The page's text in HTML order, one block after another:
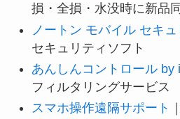
損・全損・水没時に新品
ノートン モバイル セキュ
セキュリティソフト
あんしんコントロール by
フィルタリングサービス
スマホ操作遠隔サポート